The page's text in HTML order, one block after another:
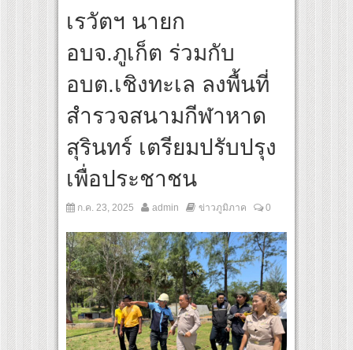
าผนังระดับโลก “ปู่ม่านย่าม่าน” เรียนรู้นวัตกรรมผักเชียงดาใน “หอมแผ่นดินฯ”
อร์มยักษ์ ‘คุณยายวรนาฏ’ (INHERIT) เตรียมคายตะขาบหนังไทยในรอบปฐมทัศน์โลก
สุดชีวิต โกนหัวรับบทแม่ชี นำทีมนักแสดงประชันความสยอง!
“Under Her Rules ใต้เงาจันทรา” เปิดเคมี “อุ้ม–มีนา” ประกบคู่ครั้งสำคัญ ชวนแฟ
เรวัตฯ นายก
อบจ.ภูเก็ต ร่วมกับ
อบต.เชิงทะเล ลงพื้นที่
สำรวจสนามกีฬาหาด
สุรินทร์ เตรียมปรับปรุง
เพื่อประชาชน
ก.ค. 23, 2025 admin ข่าวภูมิภาค 0